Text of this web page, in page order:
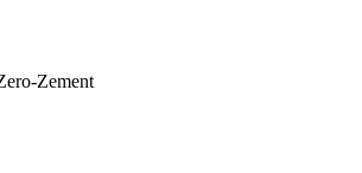
Zement